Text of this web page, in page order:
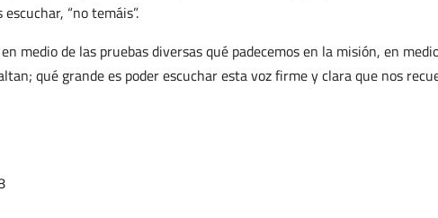
“no temáis”.
medio de las pruebas diversas qué padecemos en la misión, en
qué grande es poder escuchar esta voz firme y clara que nos